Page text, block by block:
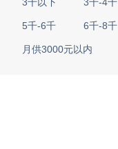
5千-6千 6千-8千
月供3000元以内